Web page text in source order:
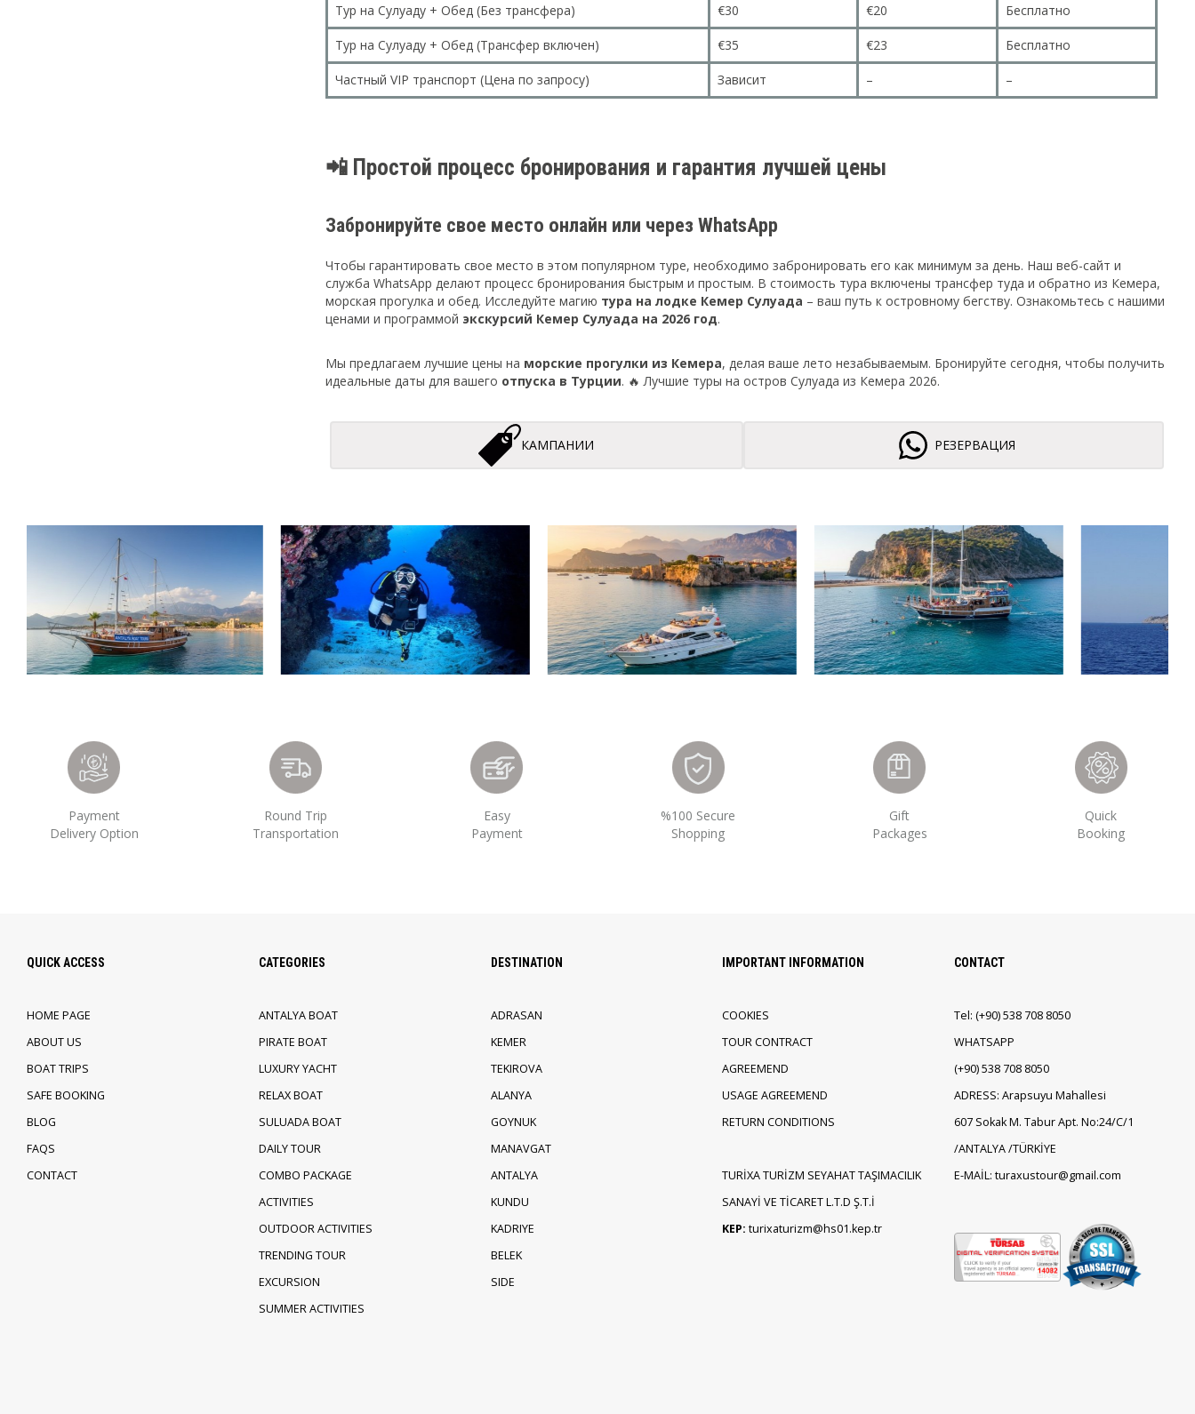
Тур на Сулуаду + Обед (Без трансфера) €30 €20 Бесплатно
Тур на Сулуаду + Обед (Трансфер включен) €35 €23 Бесплатно
Частный VIP транспорт (Цена по запросу) Зависит – –
📲 Простой процесс бронирования и гарантия лучшей цены
Забронируйте свое место онлайн или через WhatsApp
Чтобы гарантировать свое место в этом популярном туре, необходимо забронировать его как минимум за день. Наш веб-сайт и
служба WhatsApp делают процесс бронирования быстрым и простым. В стоимость тура включены трансфер туда и обратно из Кемера,
морская прогулка и обед. Исследуйте магию тура на лодке Кемер Сулуада – ваш путь к островному бегству. Ознакомьтесь с нашими
ценами и программой экскурсий Кемер Сулуада на 2026 год.
Мы предлагаем лучшие цены на морские прогулки из Кемера, делая ваше лето незабываемым. Бронируйте сегодня, чтобы получить
идеальные даты для вашего отпуска в Турции. 🔥 Лучшие туры на остров Сулуада из Кемера 2026.
КАМПАНИИ РЕЗЕРВАЦИЯ
Payment
Delivery Option
Round Trip
Transportation
Easy
Payment
%100 Secure
Shopping
Gift
Packages
Quick
Booking
QUICK ACCESS
HOME PAGE
ABOUT US
BOAT TRIPS
SAFE BOOKING
BLOG
FAQS
CONTACT
CATEGORIES
ANTALYA BOAT
PIRATE BOAT
LUXURY YACHT
RELAX BOAT
SULUADA BOAT
DAILY TOUR
COMBO PACKAGE
ACTIVITIES
OUTDOOR ACTIVITIES
TRENDING TOUR
EXCURSION
SUMMER ACTIVITIES
DESTINATION
ADRASAN
KEMER
TEKIROVA
ALANYA
GOYNUK
MANAVGAT
ANTALYA
KUNDU
KADRIYE
BELEK
SIDE
IMPORTANT INFORMATION
COOKIES
TOUR CONTRACT
AGREEMEND
USAGE AGREEMEND
RETURN CONDITIONS
TURİXA TURİZM SEYAHAT TAŞIMACILIK
SANAYİ VE TİCARET L.T.D Ş.T.İ
KEP: turixaturizm@hs01.kep.tr
CONTACT
Tel:(+90)538 708 8050
WHATSAPP
(+90)538 708 8050
ADRESS: Arapsuyu Mahallesi
607 Sokak M. Tabur Apt. No:24/C/1
/ANTALYA /TÜRKİYE
E-MAİL: turaxustour@gmail.com